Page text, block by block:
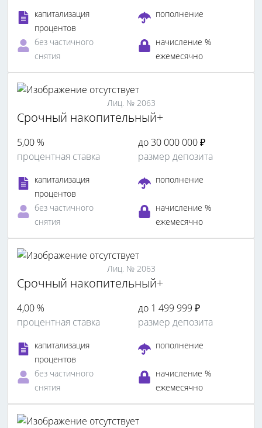
капитализация
процентов
пополнение
без частичного
снятия
начисление %
ежемесячно
Лиц. № 2063
Срочный накопительный+
5,00 %
процентная ставка
до 30 000 000 ₽
размер депозита
капитализация
процентов
пополнение
без частичного
снятия
начисление %
ежемесячно
Лиц. № 2063
Срочный накопительный+
4,00 %
процентная ставка
до 1 499 999 ₽
размер депозита
капитализация
процентов
пополнение
без частичного
снятия
начисление %
ежемесячно